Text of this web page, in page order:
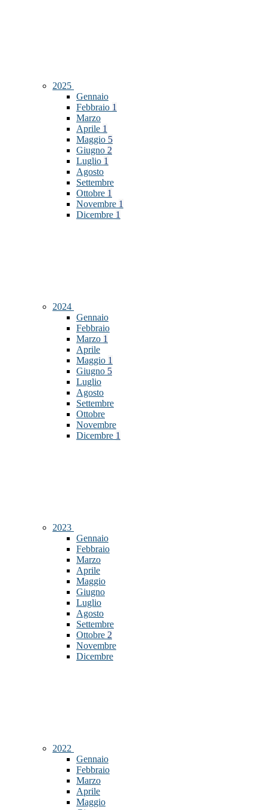
2025
Gennaio
Febbraio 1
Marzo
Aprile 1
Maggio 5
Giugno 2
Luglio 1
Agosto
Settembre
Ottobre 1
Novembre 1
Dicembre 1
2024
Gennaio
Febbraio
Marzo 1
Aprile
Maggio 1
Giugno 5
Luglio
Agosto
Settembre
Ottobre
Novembre
Dicembre 1
2023
Gennaio
Febbraio
Marzo
Aprile
Maggio
Giugno
Luglio
Agosto
Settembre
Ottobre 2
Novembre
Dicembre
2022
Gennaio
Febbraio
Marzo
Aprile
Maggio